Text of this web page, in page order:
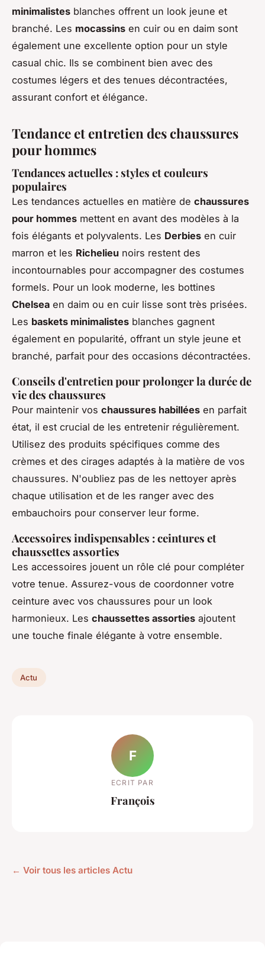
minimalistes blanches offrent un look jeune et
branché. Les mocassins en cuir ou en daim sont
également une excellente option pour un style
casual chic. Ils se combinent bien avec des
costumes légers et des tenues décontractées,
assurant confort et élégance.
Tendance et entretien des chaussures
pour hommes
Tendances actuelles : styles et couleurs
populaires
Les tendances actuelles en matière de chaussures
pour hommes mettent en avant des modèles à la
fois élégants et polyvalents. Les Derbies en cuir
marron et les Richelieu noirs restent des
incontournables pour accompagner des costumes
formels. Pour un look moderne, les bottines
Chelsea en daim ou en cuir lisse sont très prisées.
Les baskets minimalistes blanches gagnent
également en popularité, offrant un style jeune et
branché, parfait pour des occasions décontractées.
Conseils d'entretien pour prolonger la durée de
vie des chaussures
Pour maintenir vos chaussures habillées en parfait
état, il est crucial de les entretenir régulièrement.
Utilisez des produits spécifiques comme des
crèmes et des cirages adaptés à la matière de vos
chaussures. N'oubliez pas de les nettoyer après
chaque utilisation et de les ranger avec des
embauchoirs pour conserver leur forme.
Accessoires indispensables : ceintures et
chaussettes assorties
Les accessoires jouent un rôle clé pour compléter
votre tenue. Assurez-vous de coordonner votre
ceinture avec vos chaussures pour un look
harmonieux. Les chaussettes assorties ajoutent
une touche finale élégante à votre ensemble.
Actu
F
ECRIT PAR
François
← Voir tous les articles Actu